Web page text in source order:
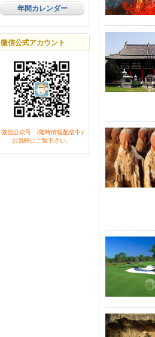
年間カレンダー
微信公式アカウント
微信公众号 (随時情報配信中)
お気軽にご覧下さい。